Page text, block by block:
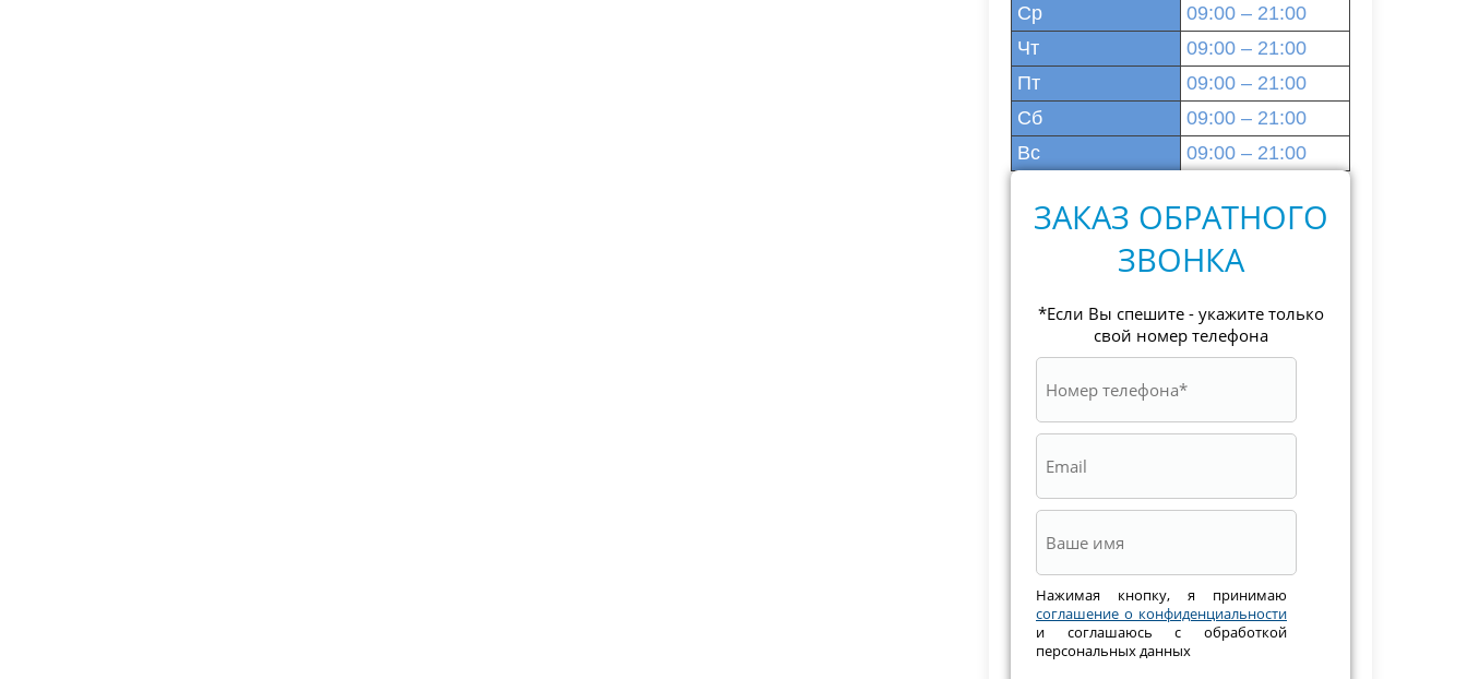
Ср
09:00 – 21:00
Чт
09:00 – 21:00
Пт
09:00 – 21:00
Сб
09:00 – 21:00
Вс
09:00 – 21:00
ЗАКАЗ ОБРАТНОГО
ЗВОНКА
*Если Вы спешите - укажите только
свой номер телефона
Нажимая кнопку, я принимаю
соглашение о конфиденциальности
и соглашаюсь с обработкой
персональных данных